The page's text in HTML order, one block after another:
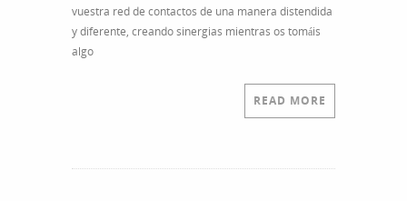
vuestra red de contactos de una manera distendida
y diferente, creando sinergias mientras os tomáis
algo
READ MORE